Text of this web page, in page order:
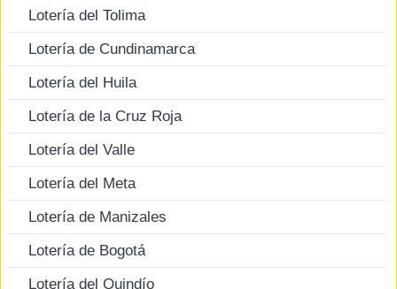
Lotería del Tolima
Lotería de Cundinamarca
Lotería del Huila
Lotería de la Cruz Roja
Lotería del Valle
Lotería del Meta
Lotería de Manizales
Lotería de Bogotá
Lotería del Quindío